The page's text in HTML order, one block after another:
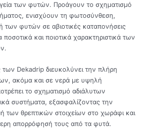
των φυτών. Προάγουν το σχηματισμό
ενισχύουν τη φωτοσύνθεση,
των φυτών σε αβιοτικές καταπονήσεις
ποσοτικά και ποιοτικά χαρακτηριστικά των
Dekadrip διευκολύνει την πλήρη
ακόμα και σε νερά με υψηλή
το σχηματισμό αδιάλυτων
συστήματα, εξασφαλίζοντας την
των θρεπτικών στοιχείων στο χωράφι και
απορρόφησή τους από τα φυτά.